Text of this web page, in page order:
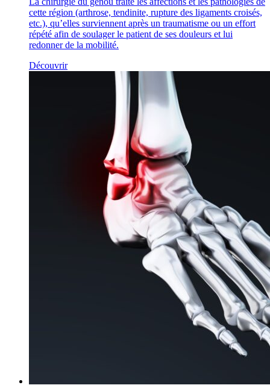
cette région (arthrose, tendinite, rupture des ligaments croisés,
etc.), qu’elles surviennent après un traumatisme ou un effort
répété afin de soulager le patient de ses douleurs et lui
redonner de la mobilité.
Découvrir